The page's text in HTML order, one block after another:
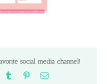
social media channel!
Tumblr PinterestEmail